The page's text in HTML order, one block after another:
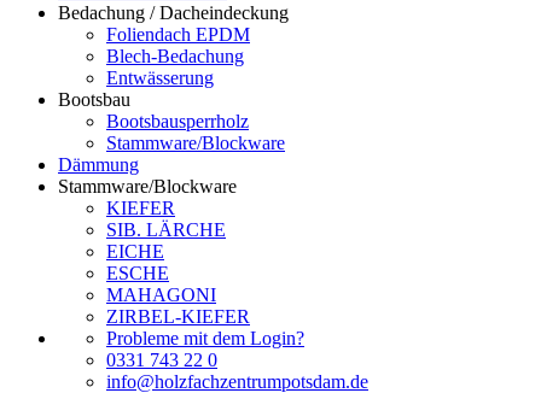
Bedachung / Dacheindeckung
Foliendach EPDM
Blech-Bedachung
Entwässerung
Bootsbau
Bootsbausperrholz
Stammware/Blockware
Dämmung
Stammware/Blockware
KIEFER
SIB. LÄRCHE
EICHE
ESCHE
MAHAGONI
ZIRBEL-KIEFER
Probleme mit dem Login?
0331 743 22 0
info@holzfachzentrumpotsdam.de